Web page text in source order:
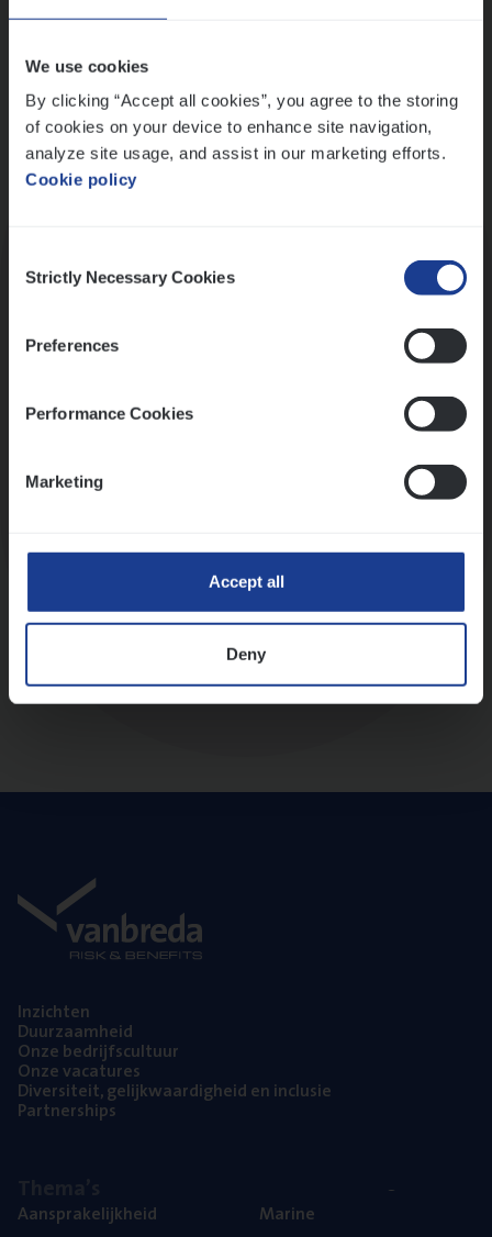
We use cookies
By clicking “Accept all cookies”, you agree to the storing
of cookies on your device to enhance site navigation,
analyze site usage, and assist in our marketing efforts.
Cookie policy
Selection
Strictly Necessary Cookies
Preferences
Performance Cookies
Marketing
Accept all
Deny
Inzich­ten
Duur­zaam­heid
Onze bedrijfs­cul­tuur
Onze vaca­tu­res
Diver­si­teit, gelijk­waar­dig­heid en inclusie
Part­ner­ships
Aan­spra­ke­lijk­heid
Mari­ne